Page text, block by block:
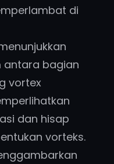
di
antara bagian
vortex
dan hisap
vorteks.